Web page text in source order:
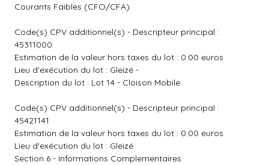
Courants Faibles (CFO/CFA)
Code(s) CPV additionnel(s) - Descripteur principal :
45311000
Estimation de la valeur hors taxes du lot : 0.00 euros
Lieu d'exécution du lot : Gleizé -
Description du lot : Lot 14 - Cloison Mobile
Code(s) CPV additionnel(s) - Descripteur principal :
45421141
Estimation de la valeur hors taxes du lot : 0.00 euros
Lieu d'exécution du lot : Gleizé
Section 6 - Informations Complementaires